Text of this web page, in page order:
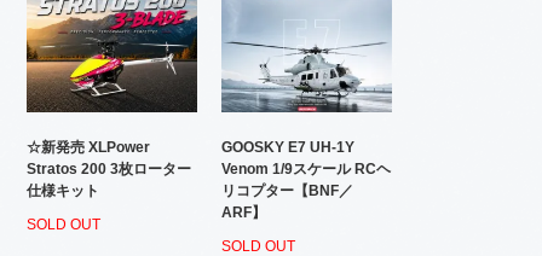
☆新発売 XLPower
Stratos 200 3枚ローター
仕様キット
SOLD OUT
GOOSKY E7 UH-1Y
Venom 1/9スケール RCヘ
リコプター【BNF／
ARF】
SOLD OUT